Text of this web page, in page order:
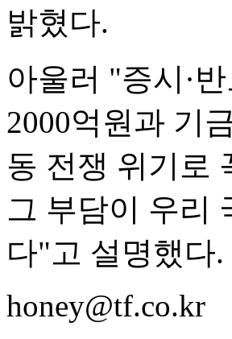
밝혔다.
아울러 "증시·
2000억원과 기
동 전쟁 위기로
그 부담이 우리
다"고 설명했다.
honey@tf.co.kr